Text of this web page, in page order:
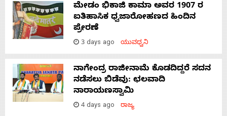
ಮೇಡಂ ಭಿಕಾಜಿ ಕಾಮಾ ಅವರ 1907 ರ
ಐತಿಹಾಸಿಕ ಧ್ವಜಾರೋಹಣದ ಹಿಂದಿನ
ಪ್ರೇರಣೆ
3 days ago ಯುವಧ್ವನಿ
ನಾಗೇಂದ್ರ ರಾಜೀನಾಮೆ ಕೊಡದಿದ್ದರೆ ಸದನ
ನಡೆಸಲು ಬಿಡೆವು: ಛಲವಾದಿ
ನಾರಾಯಣಸ್ವಾಮಿ
4 days ago ರಾಜ್ಯ